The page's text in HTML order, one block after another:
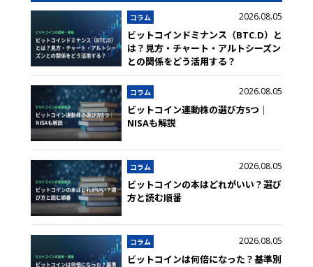
コラム 2026.08.05
ビットコインドミナンス（BTC.D）と
は？見方・チャート・アルトシーズン
との関係をどう活用する？
コラム 2026.08.05
ビットコイン連動株の選び方5つ｜
NISAも解説
コラム 2026.08.05
ビットコインの本はどれがいい？選び
方と読む順番
コラム 2026.08.05
ビットコインは何倍になった？基準別